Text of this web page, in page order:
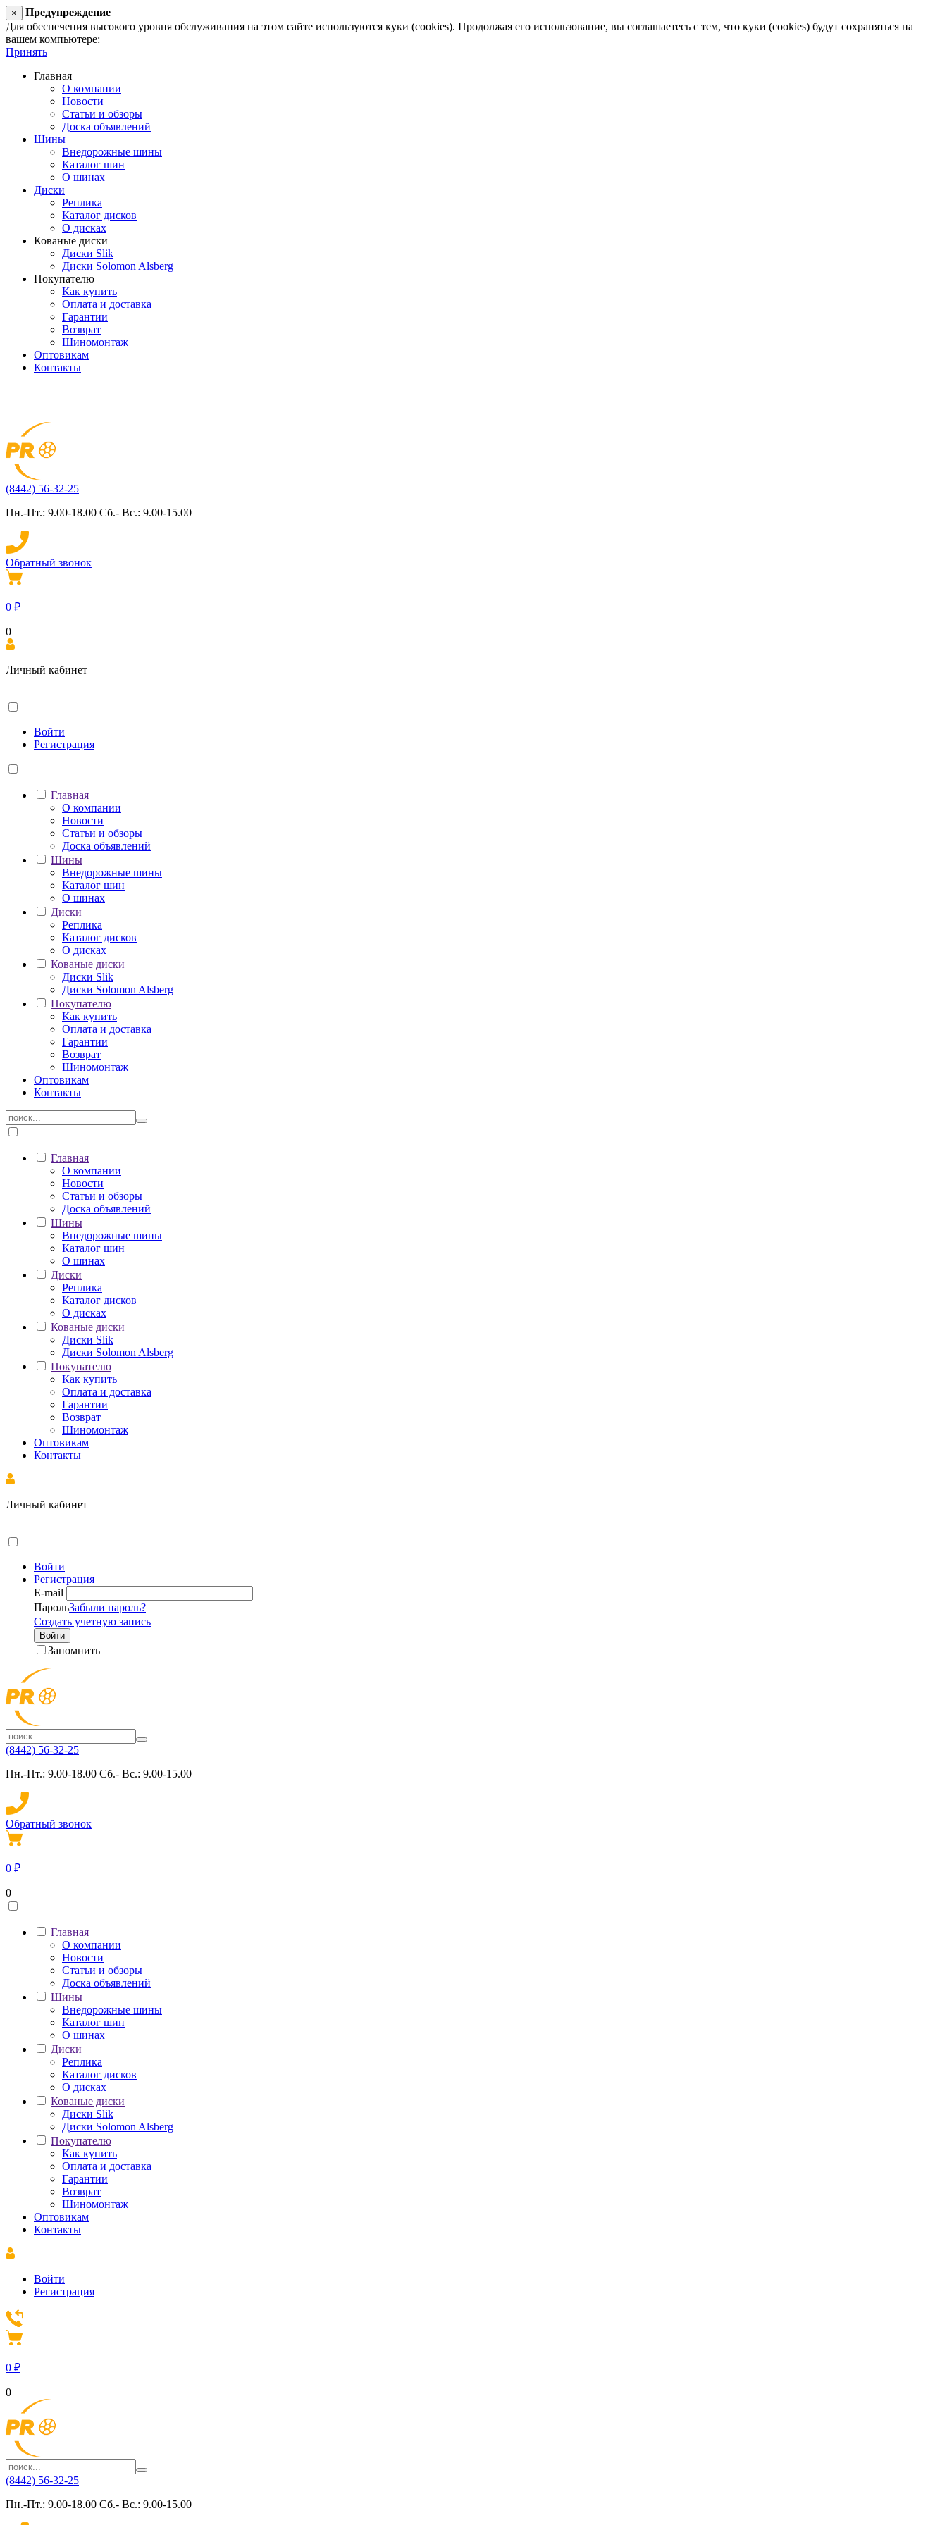
×
Предупреждение
Для обеспечения высокого уровня обслуживания на этом сайте используются куки (cookies). Продолжая его использование, вы соглашаетесь с тем, что куки (cookies) будут сохраняться на
вашем компьютере:
Принять
Главная
О компании
Новости
Статьи и обзоры
Доска объявлений
Шины
Внедорожные шины
Каталог шин
О шинах
Диски
Реплика
Каталог дисков
О дисках
Кованые диски
Диски Slik
Диски Solomon Alsberg
Покупателю
Как купить
Оплата и доставка
Гарантии
Возврат
Шиномонтаж
Оптовикам
Контакты
(8442) 56-32-25
Пн.-Пт.: 9.00-18.00 Сб.- Вс.: 9.00-15.00
Обратный звонок
0 ₽
0
Личный кабинет
Войти
Регистрация
Главная
О компании
Новости
Статьи и обзоры
Доска объявлений
Шины
Внедорожные шины
Каталог шин
О шинах
Диски
Реплика
Каталог дисков
О дисках
Кованые диски
Диски Slik
Диски Solomon Alsberg
Покупателю
Как купить
Оплата и доставка
Гарантии
Возврат
Шиномонтаж
Оптовикам
Контакты
Главная
О компании
Новости
Статьи и обзоры
Доска объявлений
Шины
Внедорожные шины
Каталог шин
О шинах
Диски
Реплика
Каталог дисков
О дисках
Кованые диски
Диски Slik
Диски Solomon Alsberg
Покупателю
Как купить
Оплата и доставка
Гарантии
Возврат
Шиномонтаж
Оптовикам
Контакты
Личный кабинет
Войти
Регистрация
E-mail
ПарольЗабыли пароль?
Создать учетную запись
Войти
Запомнить
(8442) 56-32-25
Пн.-Пт.: 9.00-18.00 Сб.- Вс.: 9.00-15.00
Обратный звонок
0 ₽
0
Главная
О компании
Новости
Статьи и обзоры
Доска объявлений
Шины
Внедорожные шины
Каталог шин
О шинах
Диски
Реплика
Каталог дисков
О дисках
Кованые диски
Диски Slik
Диски Solomon Alsberg
Покупателю
Как купить
Оплата и доставка
Гарантии
Возврат
Шиномонтаж
Оптовикам
Контакты
Войти
Регистрация
0 ₽
0
(8442) 56-32-25
Пн.-Пт.: 9.00-18.00 Сб.- Вс.: 9.00-15.00